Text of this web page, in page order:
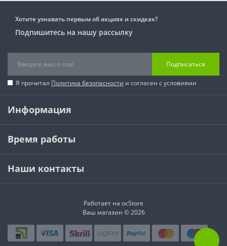
Хотите узнавать первым об акциях и скидках?
Подпишитесь на нашу рассылку
Подписаться
Я прочитал Политика безопасности и согласен с условиями
Информация
Время работы
Наши контакты
Работает на ocStore
Ваш магазин © 2026